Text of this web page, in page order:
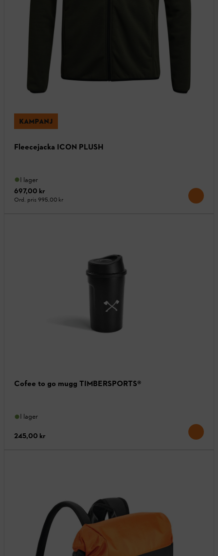
KAMPANJ
Fleecejacka ICON PLUSH
I lager
697,00 kr
Ord. pris 995,00 kr
Cofee to go mugg TIMBERSPORTS®
I lager
245,00 kr